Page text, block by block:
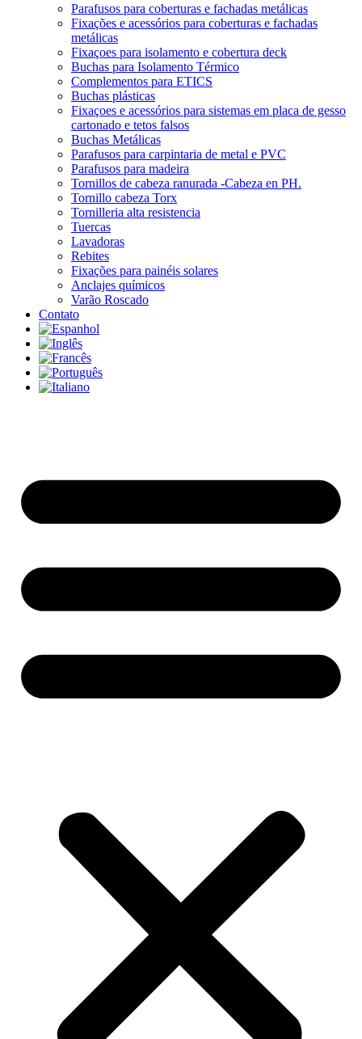
Parafusos para coberturas e fachadas metálicas
Fixações e acessórios para coberturas e fachadas
metálicas
Fixaçoes para isolamento e cobertura deck
Buchas para Isolamento Térmico
Complementos para ETICS
Buchas plásticas
Fixaçoes e acessórios para sistemas em placa de gesso
cartonado e tetos falsos
Buchas Metálicas
Parafusos para carpintaria de metal e PVC
Parafusos para madeira
Tornillos de cabeza ranurada -Cabeza en PH.
Tornillo cabeza Torx
Tornilleria alta resistencia
Tuercas
Lavadoras
Rebites
Fixações para painéis solares
Anclajes químicos
Varão Roscado
Contato